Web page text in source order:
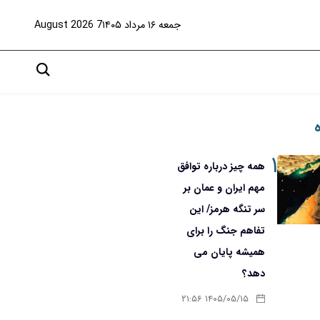
جمعه ۱۶ مرداد ۱۴۰۵ 7 August 2026
۱ همه چیز درباره توافق
مهم ایران و عمان بر
سر تنگه هرمز/ این
تفاهم جنگ را برای
همیشه پایان می
دهد؟
۱۴۰۵/۰۵/۱۵ ۲۱:۵۶